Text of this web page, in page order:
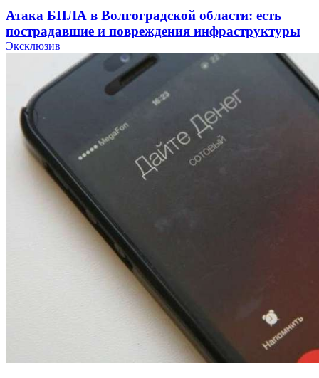
Атака БПЛА в Волгоградской области: есть
пострадавшие и повреждения инфраструктуры
Волгоградские вузы в топе зарплатного
рейтинга: ВолгГТУ и ВолгГМУ вошли в топ‑15
для химической отрасли и фармацевтики
18:39
В Красноармейском районе Волгограда стартует
конкурс на ремонт моста через Волго‑Донской
судоходный канал
Фестиваль #ТриЧетыре в Волгограде пройдёт
11–13 сентября в рамках Года единства народов
Эксклюзив